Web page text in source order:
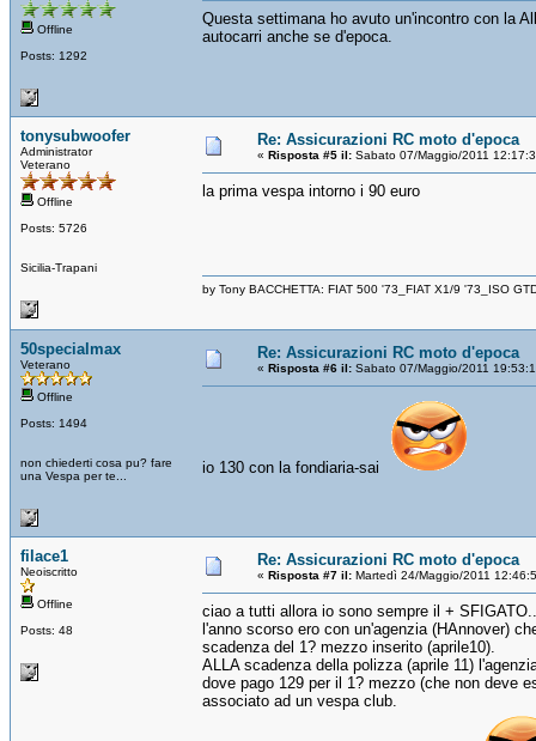
Offline
Posts: 1292
Questa settimana ho avuto un'incontro con la
autocarri anche se d'epoca.
tonysubwoofer
Administrator
Veterano
Offline
Posts: 5726
Sicilia-Trapani
Re: Assicurazioni RC moto d'epoca
« Risposta #5 il: Sabato 07/Maggio/2011
la prima vespa intorno i 90 euro
by Tony BACCHETTA: FIAT 500 '73_FIAT X1/9 '73_ISO
50specialmax
Veterano
Offline
Posts: 1494
non chiederti cosa pu? fare
una Vespa per te...
Re: Assicurazioni RC moto d'epoca
« Risposta #6 il: Sabato 07/Maggio/2011
io 130 con la fondiaria-sai
filace1
Neoiscritto
Offline
Posts: 48
Re: Assicurazioni RC moto d'epoca
« Risposta #7 il: Martedì 24/Maggio/2011
ciao a tutti allora io sono sempre il + SFIGATO..
l'anno scorso ero con un'agenzia (HAnnover)
scadenza del 1? mezzo inserito (aprile10).
ALLA scadenza della polizza (aprile 11)
dove pago 129 per il 1? mezzo (che non deve
associato ad un vespa club.